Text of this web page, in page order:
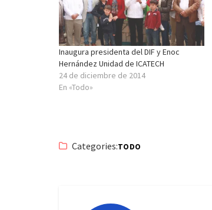
Inaugura presidenta del DIF y Enoc
Hernández Unidad de ICATECH
24 de diciembre de 2014
En «Todo»
Categories:TODO